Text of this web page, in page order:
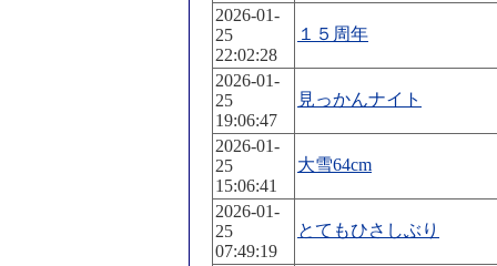
2026-01-
25
22:02:28
１５周年
2026-01-
25
19:06:47
見っかんナイト
2026-01-
25
15:06:41
大雪64cm
2026-01-
25
07:49:19
とてもひさしぶり